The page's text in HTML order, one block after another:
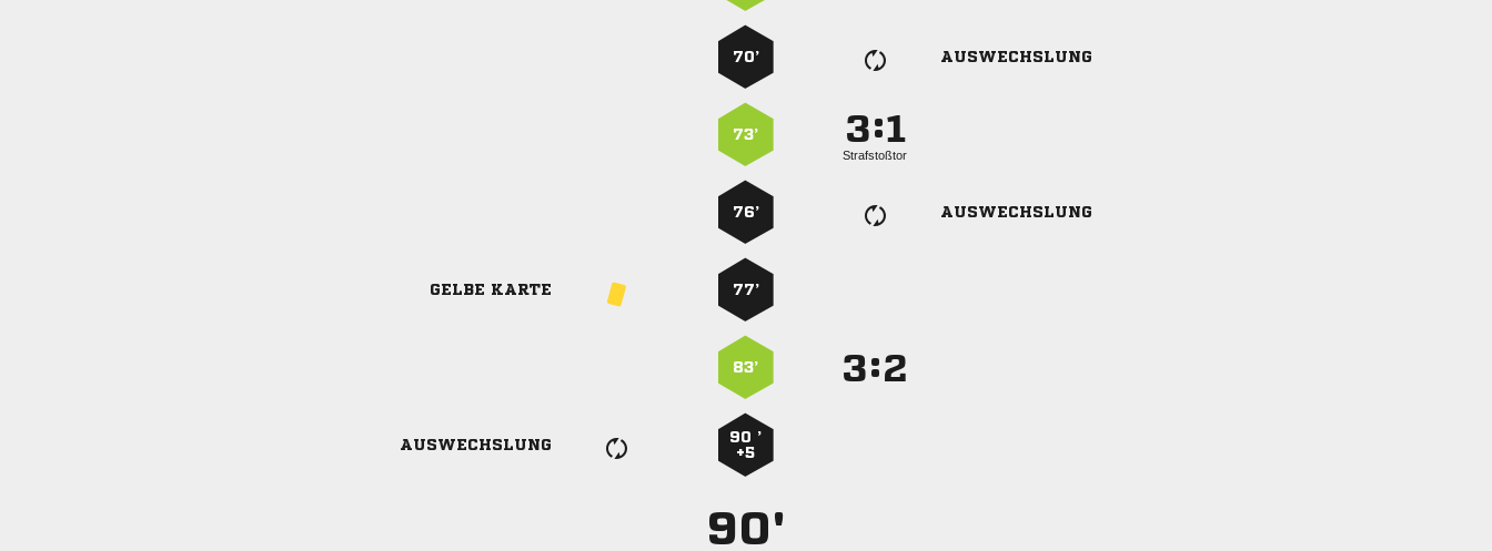
70’ AUSWECHSLUNG
73’ :
Strafstoßtor
76’ AUSWECHSLUNG
GELBE KARTE 77’
83’ :
AUSWECHSLUNG
90 ’
+5
90'